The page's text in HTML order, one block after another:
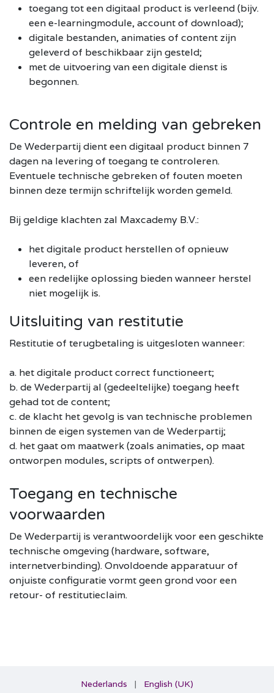
toegang tot een digitaal product is verleend (bijv.
een e-learningmodule, account of download);
digitale bestanden, animaties of content zijn
geleverd of beschikbaar zijn gesteld;
met de uitvoering van een digitale dienst is
begonnen.
Controle en melding van gebreken
De Wederpartij dient een digitaal product binnen 7
dagen na levering of toegang te controleren.
Eventuele technische gebreken of fouten moeten
binnen deze termijn schriftelijk worden gemeld.
Bij geldige klachten zal Maxcademy B.V.:
het digitale product herstellen of opnieuw
leveren, of
een redelijke oplossing bieden wanneer herstel
niet mogelijk is.
Uitsluiting van restitutie
Restitutie of terugbetaling is uitgesloten wanneer:
a. het digitale product correct functioneert;
b. de Wederpartij al (gedeeltelijke) toegang heeft
gehad tot de content;
c. de klacht het gevolg is van technische problemen
binnen de eigen systemen van de Wederpartij;
d. het gaat om maatwerk (zoals animaties, op maat
ontworpen modules, scripts of ontwerpen).
Toegang en technische
voorwaarden
De Wederpartij is verantwoordelijk voor een geschikte
technische omgeving (hardware, software,
internetverbinding). Onvoldoende apparatuur of
onjuiste configuratie vormt geen grond voor een
retour- of restitutieclaim.
Nederlands | English (UK)